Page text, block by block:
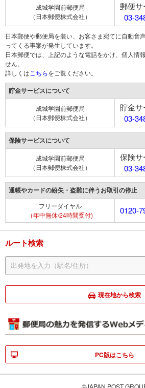
成城学園前郵便局
（日本郵便株式会社）
郵便サ
03-
日本郵便や郵便局を装い、お客さま宛てに自動音
ってくる事案が発生しています。
日本郵便では、上記のような電話をかけ、個人情
せん。
詳しくは こちらをご覧ください。
貯金サービスについて
成城学園前郵便局
（日本郵便株式会社）
貯金サ
03-
保険サービスについて
成城学園前郵便局
（日本郵便株式会社）
保険サ
03-
通帳やカードの紛失・盗難に伴うお取引の停止
フリーダイヤル
（年中無休/24時間受付)
0120-
ルート検索
現在地から検索
PC版はこちら